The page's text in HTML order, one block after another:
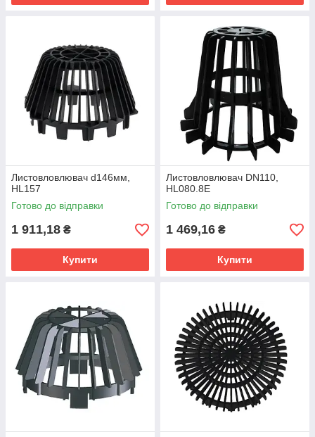
Листовловлювач d146мм,
HL157
Готово до відправки
1 911,18 ₴
Купити
Листовловлювач DN110,
HL080.8E
Готово до відправки
1 469,16 ₴
Купити